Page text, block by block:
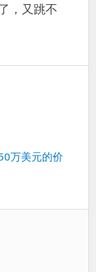
，又跳不
万美元的价